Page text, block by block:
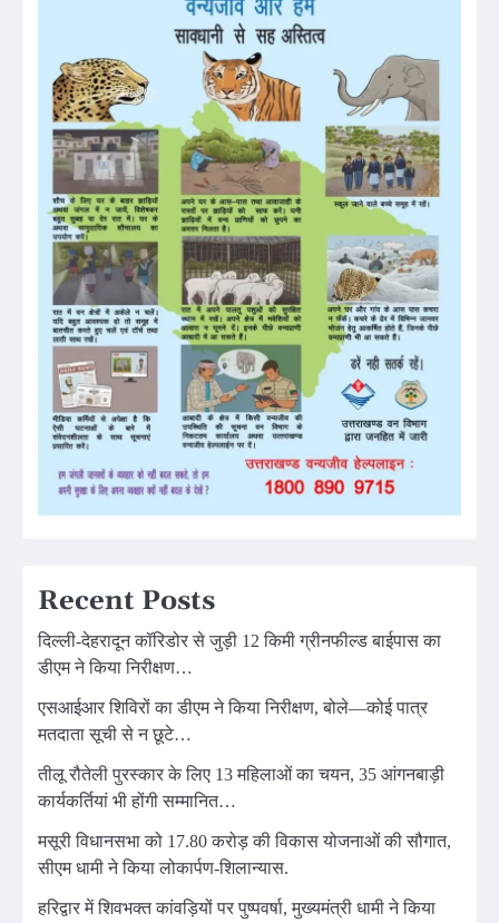
Recent Posts
दिल्ली-देहरादून कॉरिडोर से जुड़ी 12 किमी ग्रीनफील्ड बाईपास का
डीएम ने किया निरीक्षण…
एसआईआर शिविरों का डीएम ने किया निरीक्षण, बोले—कोई पात्र
मतदाता सूची से न छूटे…
तीलू रौतेली पुरस्कार के लिए 13 महिलाओं का चयन, 35 आंगनबाड़ी
कार्यकर्तियां भी होंगी सम्मानित…
मसूरी विधानसभा को 17.80 करोड़ की विकास योजनाओं की सौगात,
सीएम धामी ने किया लोकार्पण-शिलान्यास.
हरिद्वार में शिवभक्त कांवड़ियों पर पुष्पवर्षा, मुख्यमंत्री धामी ने किया